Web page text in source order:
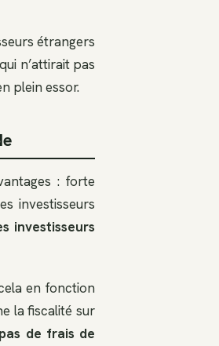
étrangers
n’attirait pas
plein essor.
: forte
investisseurs
investisseurs
en fonction
la fiscalité sur
de frais de